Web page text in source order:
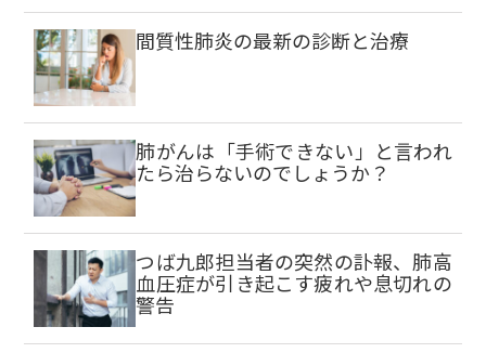
間質性肺炎の最新の診断と治療
肺がんは「手術できない」と言われ
たら治らないのでしょうか？
つば九郎担当者の突然の訃報、肺高
血圧症が引き起こす疲れや息切れの
警告